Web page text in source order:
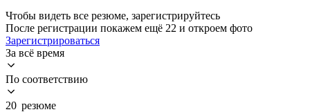
Чтобы видеть все резюме, зарегистрируйтесь
После регистрации покажем ещё 22 и откроем фото
Зарегистрироваться
За всё время
По соответствию
20 резюме